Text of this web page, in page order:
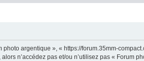
argentique », « https://forum.35mm-
n’accédez pas et/ou n’utilisez pas « Forum